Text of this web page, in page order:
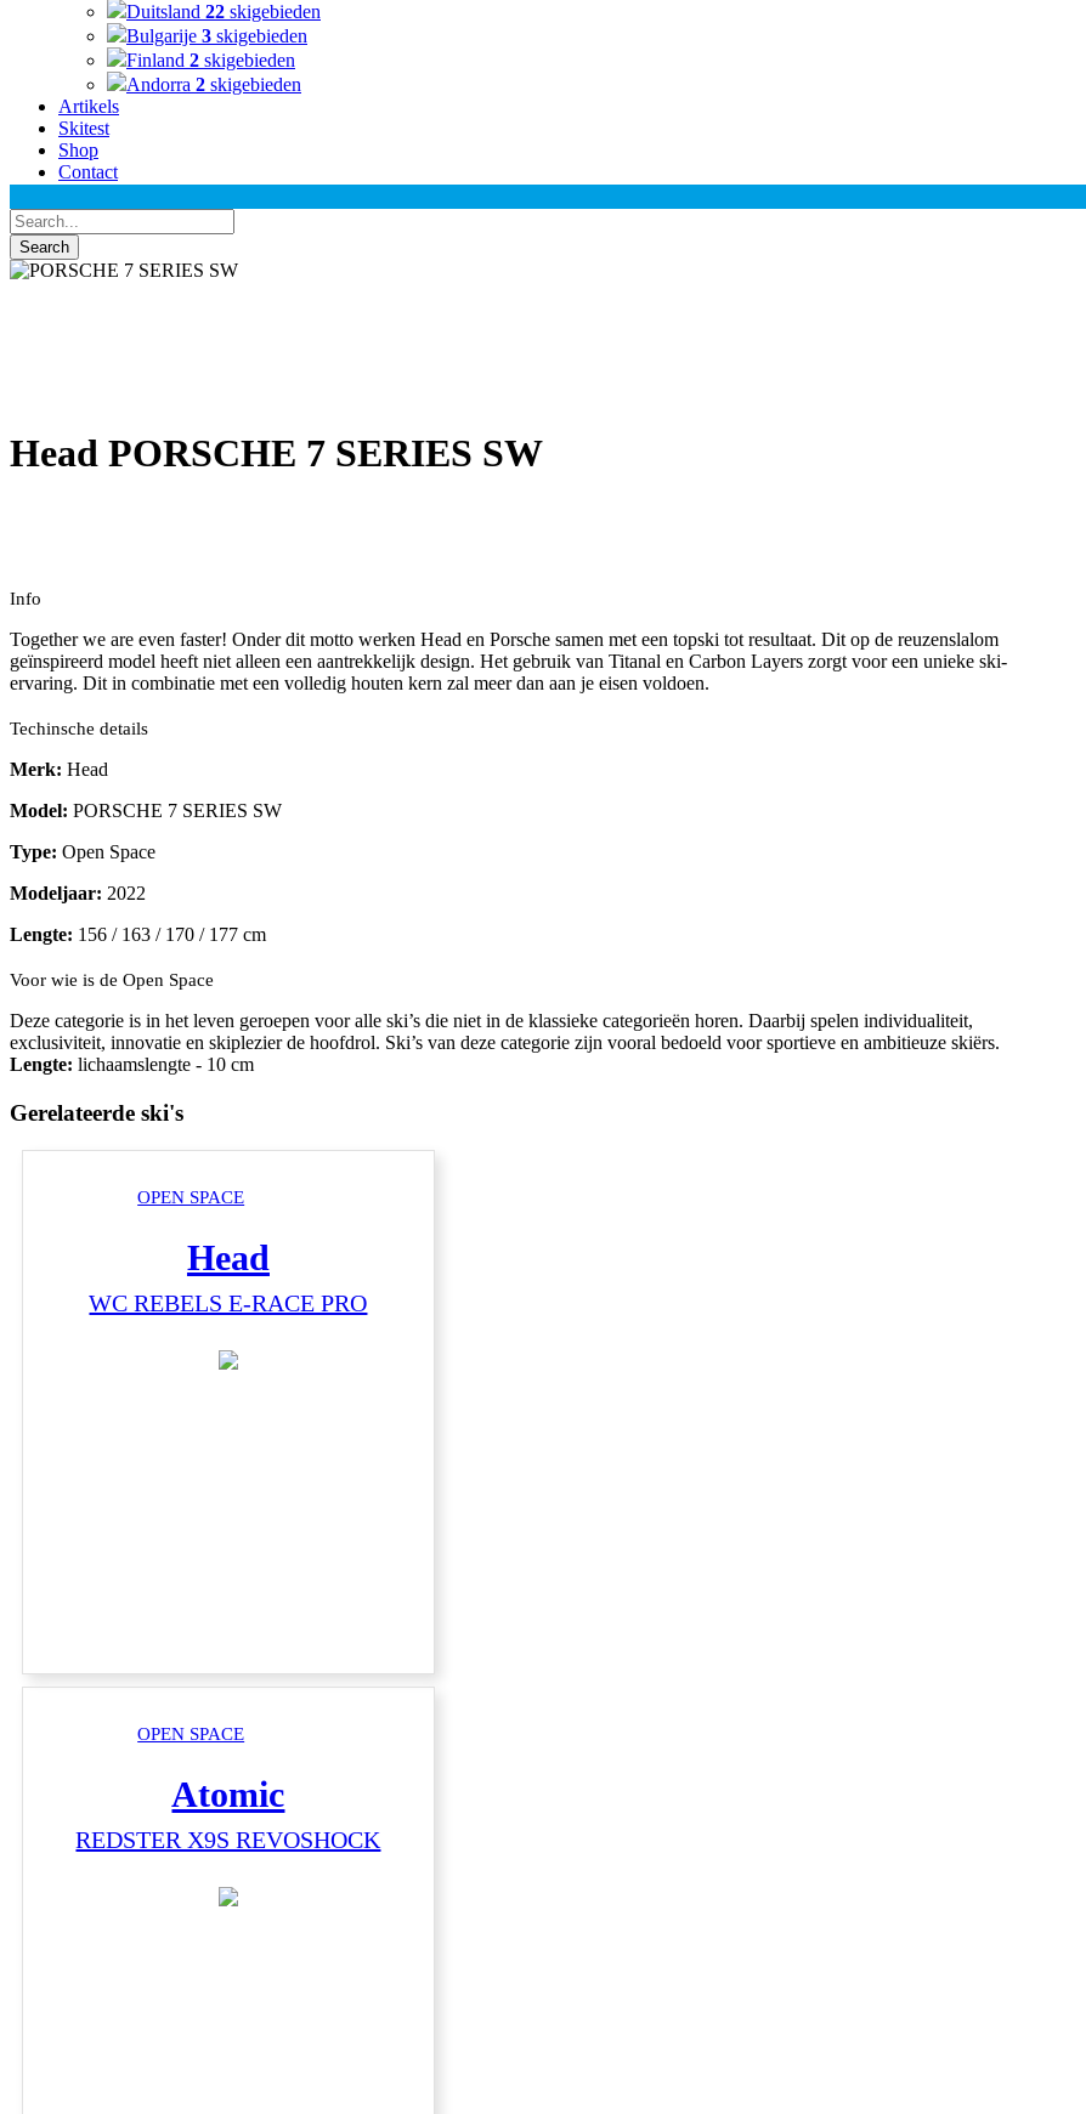
Duitsland 22 skigebieden
Bulgarije 3 skigebieden
Finland 2 skigebieden
Andorra 2 skigebieden
Artikels
Skitest
Shop
Contact
Head PORSCHE 7 SERIES SW
Info
Together we are even faster! Onder dit motto werken Head en Porsche samen met een topski tot resultaat. Dit op de reuzenslalom
geïnspireerd model heeft niet alleen een aantrekkelijk design. Het gebruik van Titanal en Carbon Layers zorgt voor een unieke ski-
ervaring. Dit in combinatie met een volledig houten kern zal meer dan aan je eisen voldoen.
Techinsche details
Merk: Head
Model: PORSCHE 7 SERIES SW
Type: Open Space
Modeljaar: 2022
Lengte: 156 / 163 / 170 / 177 cm
Voor wie is de Open Space
Deze categorie is in het leven geroepen voor alle ski’s die niet in de klassieke categorieën horen. Daarbij spelen individualiteit,
exclusiviteit, innovatie en skiplezier de hoofdrol. Ski’s van deze categorie zijn vooral bedoeld voor sportieve en ambitieuze skiërs.
Lengte: lichaamslengte - 10 cm
Gerelateerde ski's
OPEN SPACE
Head
WC REBELS E-RACE PRO
OPEN SPACE
Atomic
REDSTER X9S REVOSHOCK